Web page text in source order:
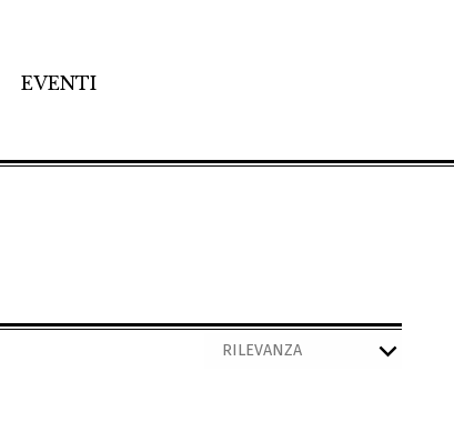
EVENTI